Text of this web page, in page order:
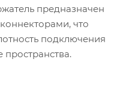
предназначен
что
подключения